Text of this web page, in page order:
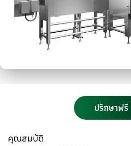
ปรึกษาฟรี
คุณสมบัติ